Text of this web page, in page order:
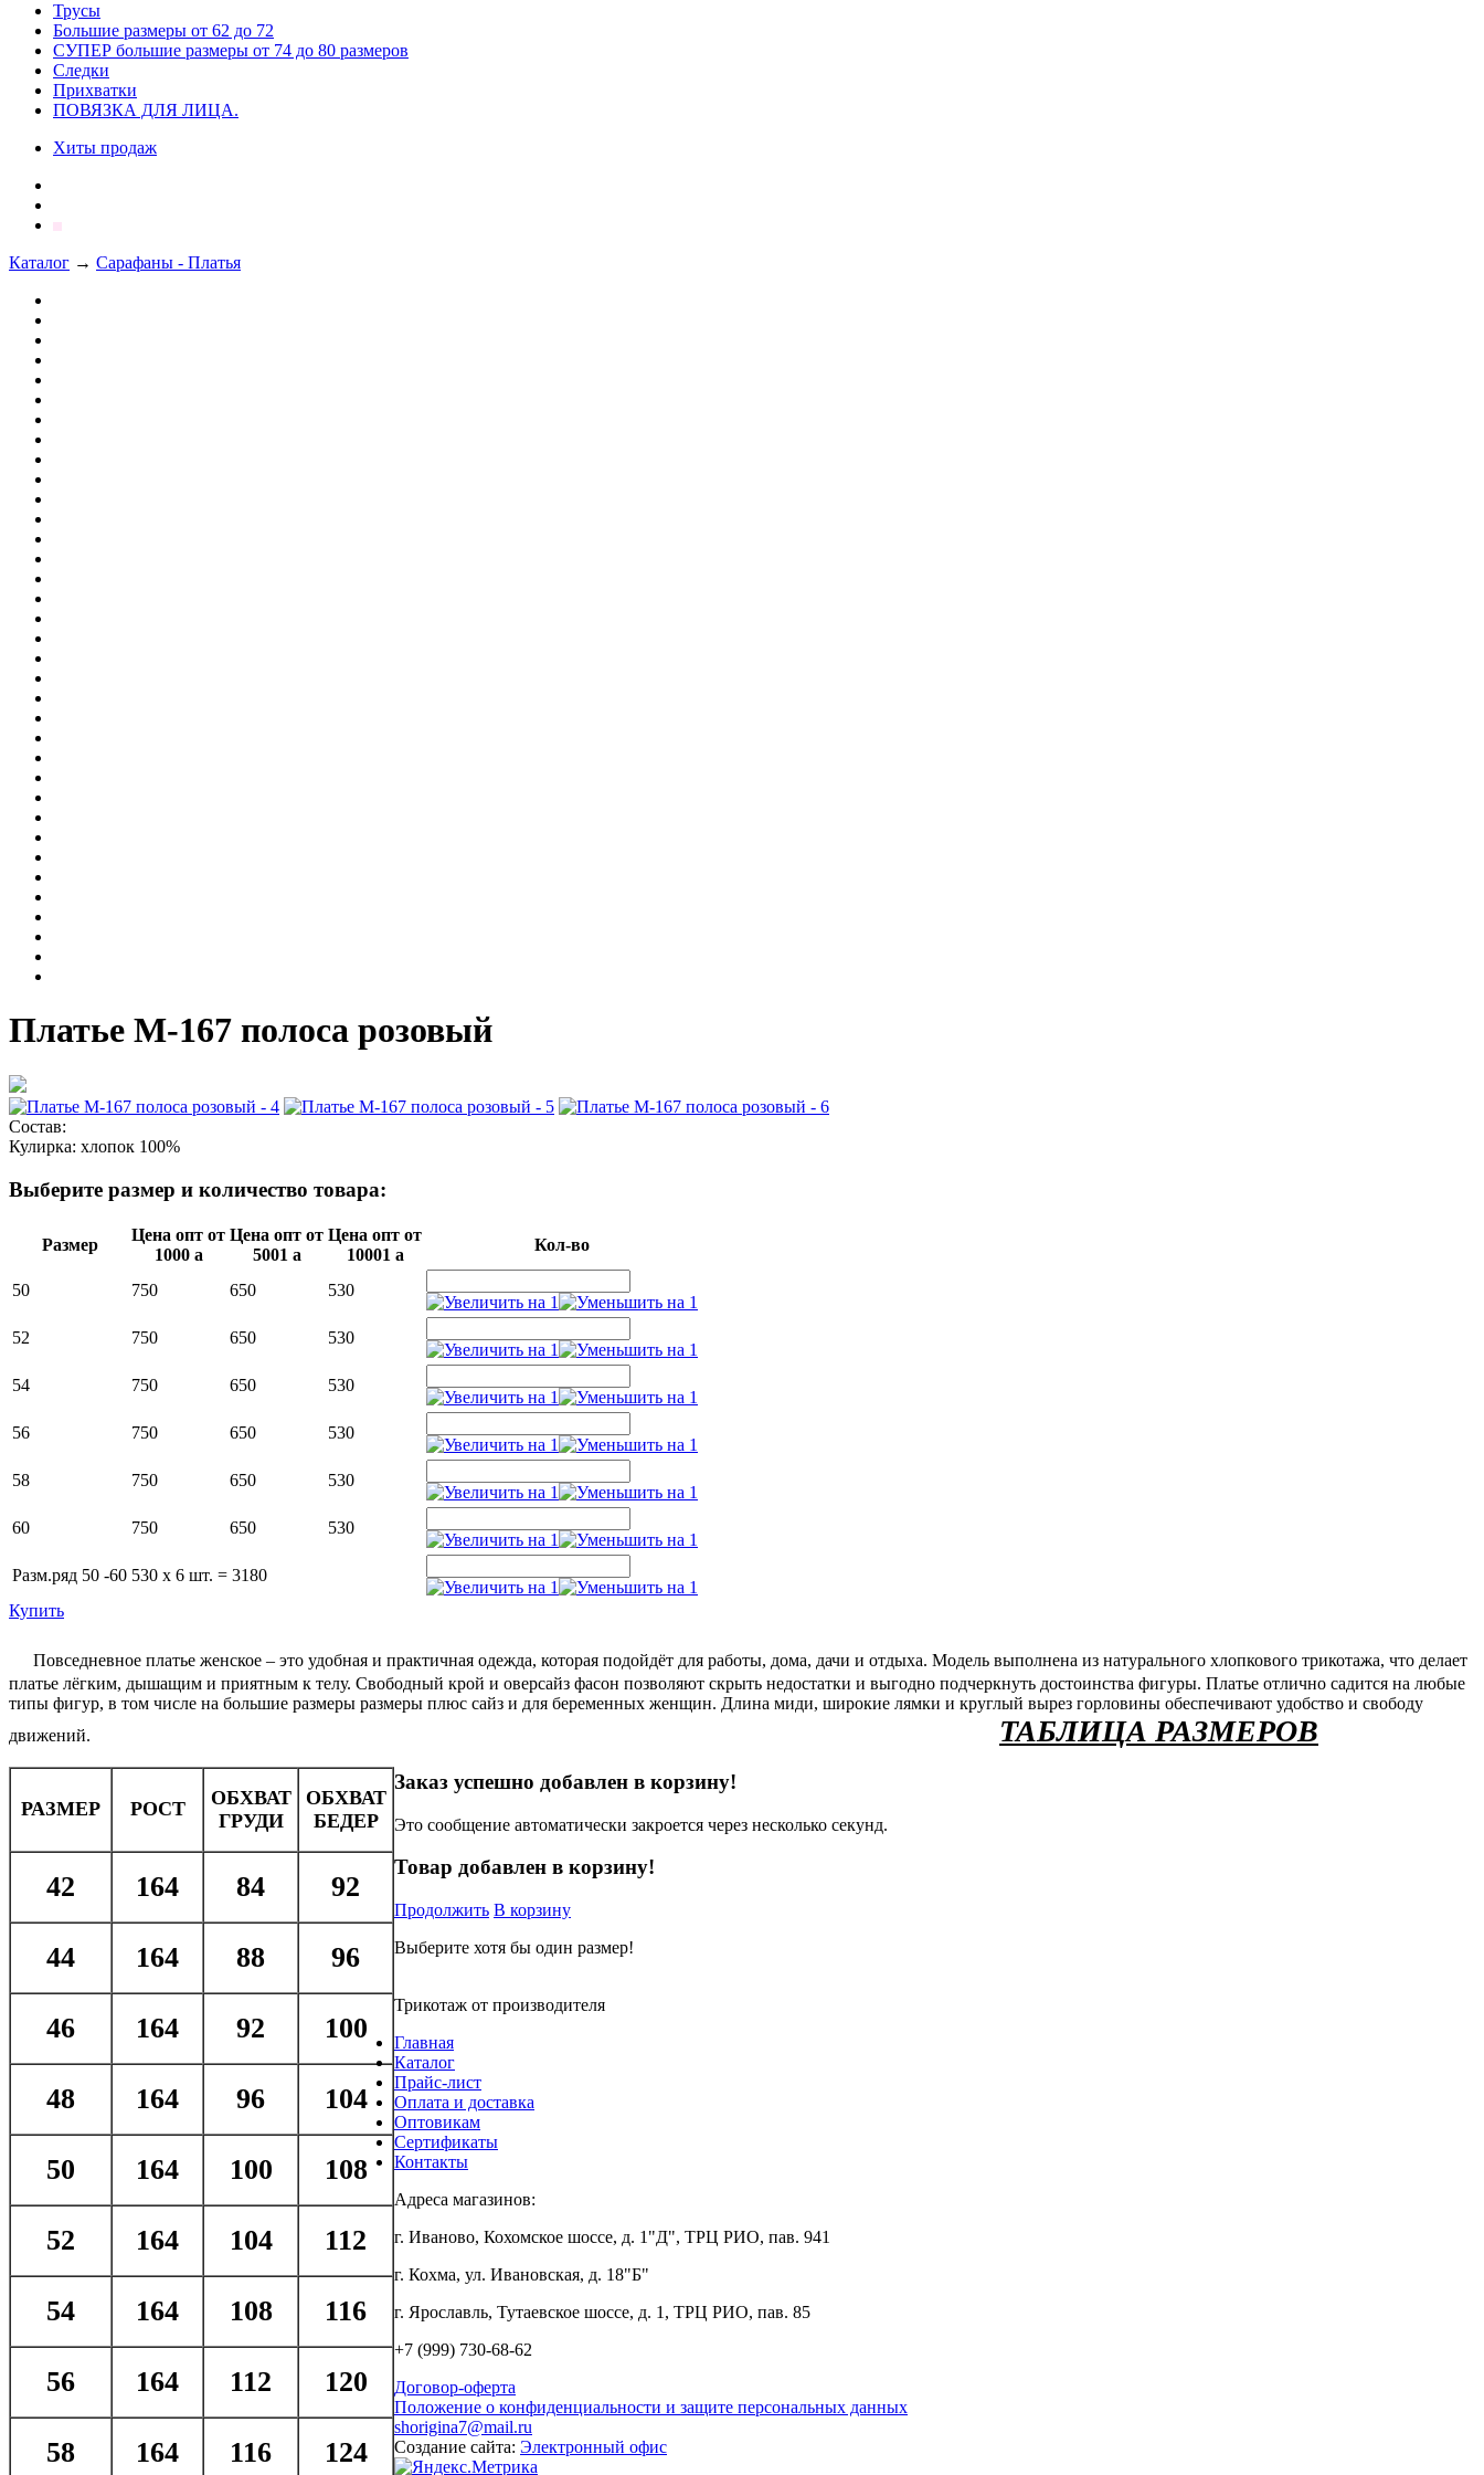
Трусы
Большие размеры от 62 до 72
СУПЕР большие размеры от 74 до 80 размеров
Следки
Прихватки
ПОВЯЗКА ДЛЯ ЛИЦА.
Хиты продаж
Каталог → Сарафаны - Платья
Платье М-167 полоса розовый
Состав:
Кулирка: хлопок 100%
Выберите размер и количество товара:
Размер
Цена опт от
1000 a
Цена опт от
5001 a
Цена опт от
10001 a
Кол-во
50 750 650 530
52 750 650 530
54 750 650 530
56 750 650 530
58 750 650 530
60 750 650 530
Разм.ряд 50 -60 530 x 6 шт. = 3180
Купить
Повседневное платье женское – это удобная и практичная одежда, которая подойдёт для работы, дома, дачи и отдыха. Модель выполнена из натурального хлопкового трикотажа, что делает
платье лёгким, дышащим и приятным к телу. Свободный крой и оверсайз фасон позволяют скрыть недостатки и выгодно подчеркнуть достоинства фигуры. Платье отлично садится на любые
типы фигур, в том числе на большие размеры размеры плюс сайз и для беременных женщин. Длина миди, широкие лямки и круглый вырез горловины обеспечивают удобство и свободу
движений.
ТАБЛИЦА РАЗМЕРОВ
РАЗМЕР РОСТ
ОБХВАТ
ГРУДИ
ОБХВАТ
БЕДЕР
42 164 84 92
44 164 88 96
46 164 92 100
48 164 96 104
50 164 100 108
52 164 104 112
54 164 108 116
56 164 112 120
58 164 116 124
Заказ успешно добавлен в корзину!
Это сообщение автоматически закроется через несколько секунд.
Товар добавлен в корзину!
Продолжить В корзину
Выберите хотя бы один размер!
Трикотаж от производителя
Главная
Каталог
Прайс-лист
Оплата и доставка
Оптовикам
Сертификаты
Контакты
Адреса магазинов:
г. Иваново, Кохомское шоссе, д. 1"Д", ТРЦ РИО, пав. 941
г. Кохма, ул. Ивановская, д. 18"Б"
г. Ярославль, Тутаевское шоссе, д. 1, ТРЦ РИО, пав. 85
+7 (999) 730-68-62
Договор-оферта
Положение о конфиденциальности и защите персональных данных
shorigina7@mail.ru
Создание сайта: Электронный офис